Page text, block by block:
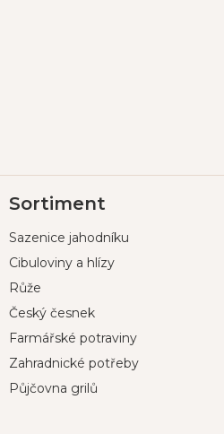
á
a
Sortiment
Sazenice jahodníku
Cibuloviny a hlízy
Růže
Český česnek
Farmářské potraviny
Zahradnické potřeby
Půjčovna grilů